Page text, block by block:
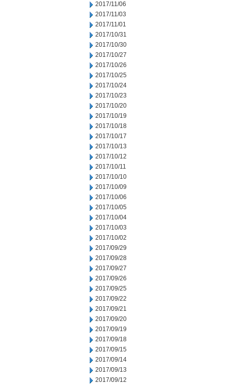
2017/11/06
2017/11/03
2017/11/01
2017/10/31
2017/10/30
2017/10/27
2017/10/26
2017/10/25
2017/10/24
2017/10/23
2017/10/20
2017/10/19
2017/10/18
2017/10/17
2017/10/13
2017/10/12
2017/10/11
2017/10/10
2017/10/09
2017/10/06
2017/10/05
2017/10/04
2017/10/03
2017/10/02
2017/09/29
2017/09/28
2017/09/27
2017/09/26
2017/09/25
2017/09/22
2017/09/21
2017/09/20
2017/09/19
2017/09/18
2017/09/15
2017/09/14
2017/09/13
2017/09/12